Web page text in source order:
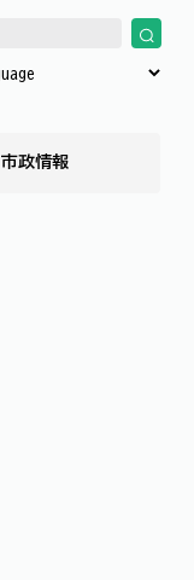
市政情報